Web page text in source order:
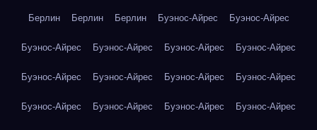
Берлин Берлин Берлин Буэнос-Айрес Буэнос-Айрес
Буэнос-Айрес Буэнос-Айрес Буэнос-Айрес Буэнос-Айрес
Буэнос-Айрес Буэнос-Айрес Буэнос-Айрес Буэнос-Айрес
Буэнос-Айрес Буэнос-Айрес Буэнос-Айрес Буэнос-Айрес